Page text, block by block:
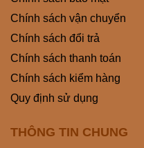
Chính sách vận chuyển
Chính sách đổi trả
Chính sách thanh toán
Chính sách kiểm hàng
Quy định sử dụng
THÔNG TIN CHUNG